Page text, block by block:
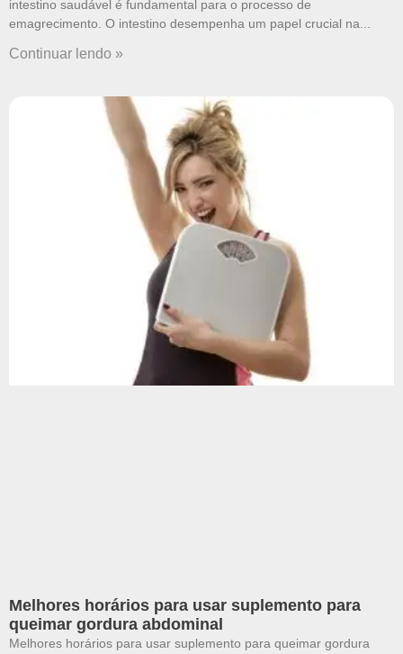
intestino saudável é fundamental para o processo de
emagrecimento. O intestino desempenha um papel crucial na
Continuar lendo »
Melhores horários para usar suplemento para
queimar gordura abdominal
Melhores horários para usar suplemento para queimar gordura